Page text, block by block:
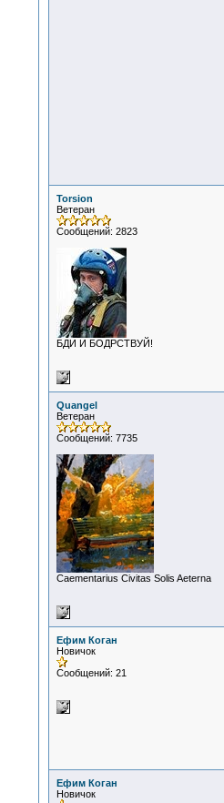
Torsion
Ветеран
Сообщений: 2823
БДИ И БОДРСТВУЙ!
Quangel
Ветеран
Сообщений: 7735
Сaementarius Civitas Solis Aeterna
Ефим Коган
Новичок
Сообщений: 21
Ефим Коган
Новичок